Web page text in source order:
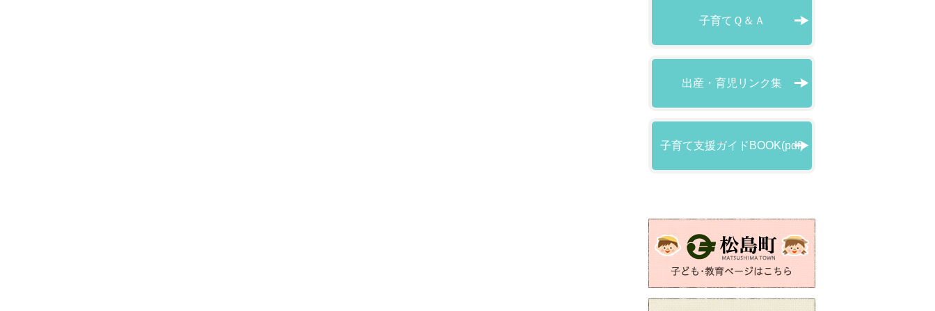
子育てＱ＆Ａ
出産・育児リンク集
子育て支援ガイドBOOK(pdf)